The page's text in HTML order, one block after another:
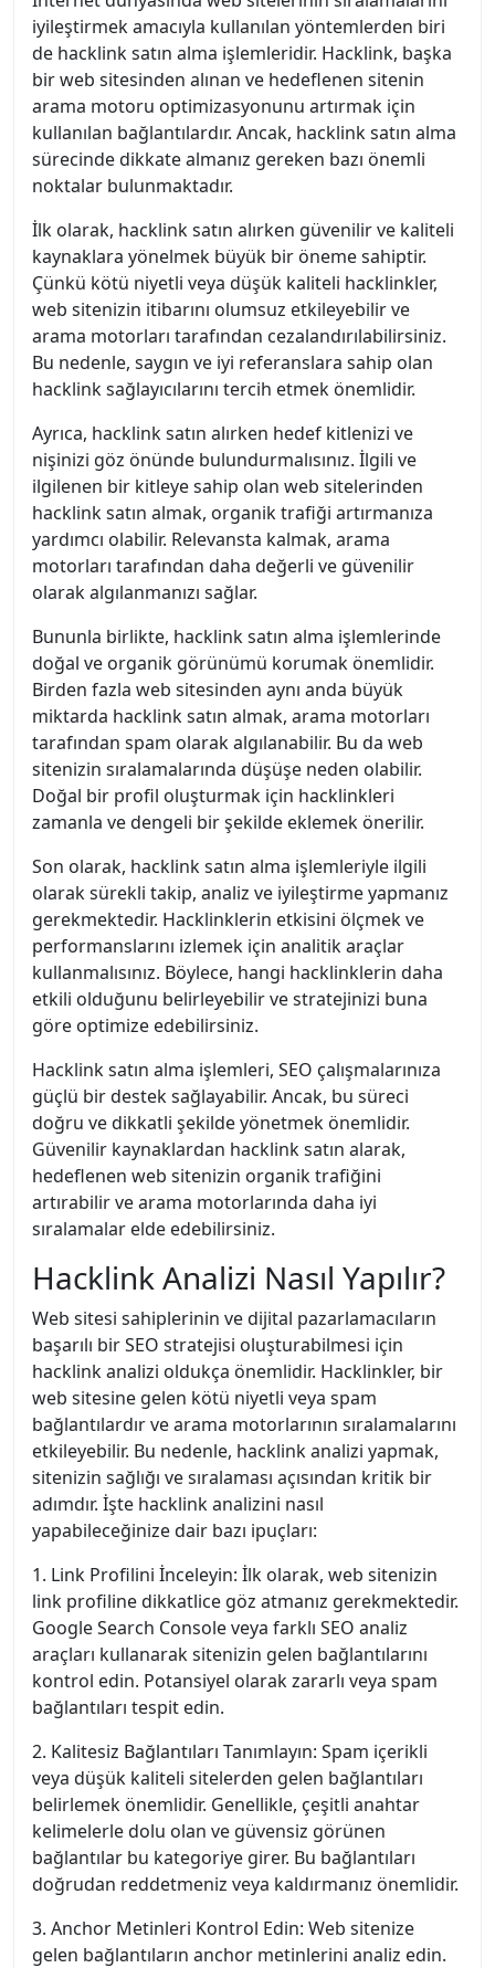
iyileştirmek amacıyla kullanılan yöntemlerden biri
de hacklink satın alma işlemleridir. Hacklink, başka
bir web sitesinden alınan ve hedeflenen sitenin
arama motoru optimizasyonunu artırmak için
kullanılan bağlantılardır. Ancak, hacklink satın alma
sürecinde dikkate almanız gereken bazı önemli
noktalar bulunmaktadır.
İlk olarak, hacklink satın alırken güvenilir ve kaliteli
kaynaklara yönelmek büyük bir öneme sahiptir.
Çünkü kötü niyetli veya düşük kaliteli hacklinkler,
web sitenizin itibarını olumsuz etkileyebilir ve
arama motorları tarafından cezalandırılabilirsiniz.
Bu nedenle, saygın ve iyi referanslara sahip olan
hacklink sağlayıcılarını tercih etmek önemlidir.
Ayrıca, hacklink satın alırken hedef kitlenizi ve
nişinizi göz önünde bulundurmalısınız. İlgili ve
ilgilenen bir kitleye sahip olan web sitelerinden
hacklink satın almak, organik trafiği artırmanıza
yardımcı olabilir. Relevansta kalmak, arama
motorları tarafından daha değerli ve güvenilir
olarak algılanmanızı sağlar.
Bununla birlikte, hacklink satın alma işlemlerinde
doğal ve organik görünümü korumak önemlidir.
Birden fazla web sitesinden aynı anda büyük
miktarda hacklink satın almak, arama motorları
tarafından spam olarak algılanabilir. Bu da web
sitenizin sıralamalarında düşüşe neden olabilir.
Doğal bir profil oluşturmak için hacklinkleri
zamanla ve dengeli bir şekilde eklemek önerilir.
Son olarak, hacklink satın alma işlemleriyle ilgili
olarak sürekli takip, analiz ve iyileştirme yapmanız
gerekmektedir. Hacklinklerin etkisini ölçmek ve
performanslarını izlemek için analitik araçlar
kullanmalısınız. Böylece, hangi hacklinklerin daha
etkili olduğunu belirleyebilir ve stratejinizi buna
göre optimize edebilirsiniz.
Hacklink satın alma işlemleri, SEO çalışmalarınıza
güçlü bir destek sağlayabilir. Ancak, bu süreci
doğru ve dikkatli şekilde yönetmek önemlidir.
Güvenilir kaynaklardan hacklink satın alarak,
hedeflenen web sitenizin organik trafiğini
artırabilir ve arama motorlarında daha iyi
sıralamalar elde edebilirsiniz.
Hacklink Analizi Nasıl Yapılır?
Web sitesi sahiplerinin ve dijital pazarlamacıların
başarılı bir SEO stratejisi oluşturabilmesi için
hacklink analizi oldukça önemlidir. Hacklinkler, bir
web sitesine gelen kötü niyetli veya spam
bağlantılardır ve arama motorlarının sıralamalarını
etkileyebilir. Bu nedenle, hacklink analizi yapmak,
sitenizin sağlığı ve sıralaması açısından kritik bir
adımdır. İşte hacklink analizini nasıl
yapabileceğinize dair bazı ipuçları:
1. Link Profilini İnceleyin: İlk olarak, web sitenizin
link profiline dikkatlice göz atmanız gerekmektedir.
Google Search Console veya farklı SEO analiz
araçları kullanarak sitenizin gelen bağlantılarını
kontrol edin. Potansiyel olarak zararlı veya spam
bağlantıları tespit edin.
2. Kalitesiz Bağlantıları Tanımlayın: Spam içerikli
veya düşük kaliteli sitelerden gelen bağlantıları
belirlemek önemlidir. Genellikle, çeşitli anahtar
kelimelerle dolu olan ve güvensiz görünen
bağlantılar bu kategoriye girer. Bu bağlantıları
doğrudan reddetmeniz veya kaldırmanız önemlidir.
3. Anchor Metinleri Kontrol Edin: Web sitenize
gelen bağlantıların anchor metinlerini analiz edin.